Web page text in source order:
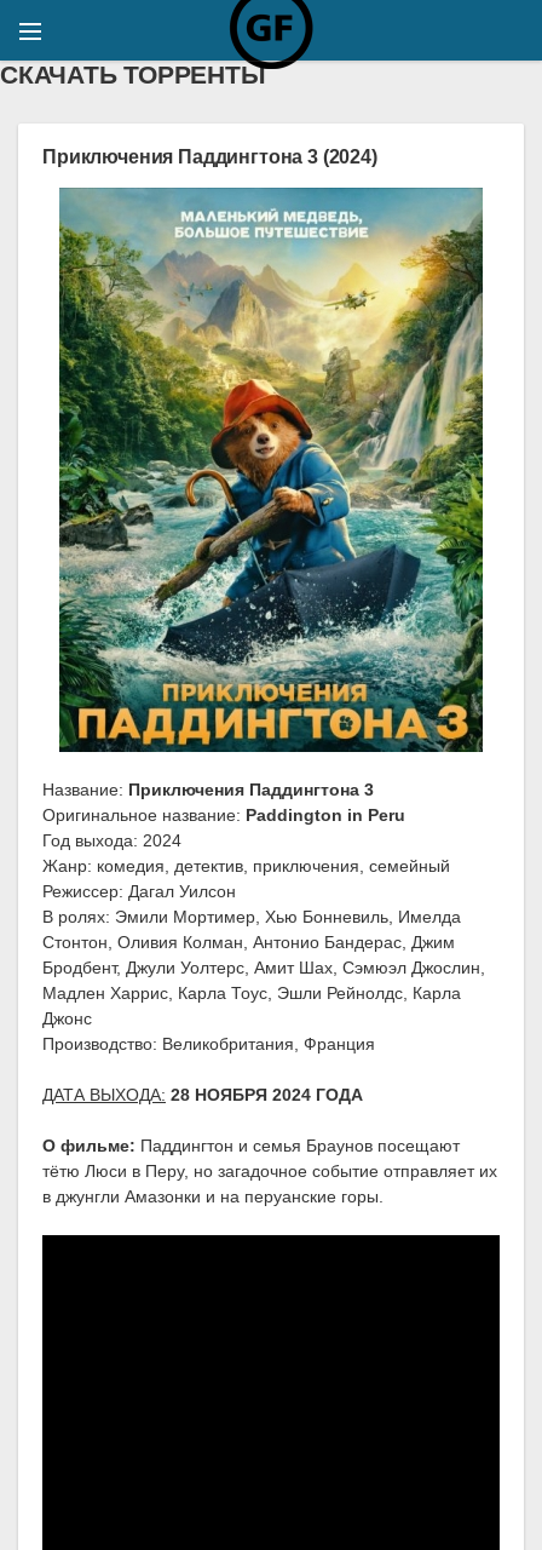
СКАЧАТЬ ТОРРЕНТЫ
Приключения Паддингтона 3 (2024)
Название: Приключения Паддингтона 3
Оригинальное название: Paddington in Peru
Год выхода: 2024
Жанр: комедия, детектив, приключения, семейный
Режиссер: Дагал Уилсон
В ролях: Эмили Мортимер, Хью Бонневиль, Имелда
Стонтон, Оливия Колман, Антонио Бандерас, Джим
Бродбент, Джули Уолтерс, Амит Шах, Сэмюэл Джослин,
Мадлен Харрис, Карла Тоус, Эшли Рейнолдс, Карла
Джонс
Производство: Великобритания, Франция
ДАТА ВЫХОДА: 28 НОЯБРЯ 2024 ГОДА
О фильме: Паддингтон и семья Браунов посещают
тётю Люси в Перу, но загадочное событие отправляет их
в джунгли Амазонки и на перуанские горы.